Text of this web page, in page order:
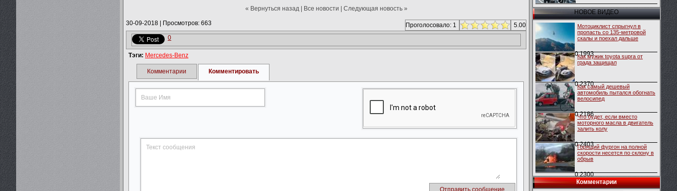
« Вернуться назад| Все новости Следующая новость »
30-09-2018 Просмотров: 663 Проголосовало: 1
5.00
0
Тэги: Mercedes-Benz
Комментарии Комментировать
НОВОЕ ВИДЕО
Мотоциклист спрыгнул в
пропасть со 135-метровой
скалы и поехал дальше
0 1993
Как мужик toyota supra от
града защищал
0 2370
Как самый дешевый
автомобиль пытался обогнать
велосипед
0 2186
Что будет, если вместо
моторного масла в двигатель
залить колу
0 2403
Горящий фургон на полной
скорости несется по склону в
обрыв
0 2300
Комментарии